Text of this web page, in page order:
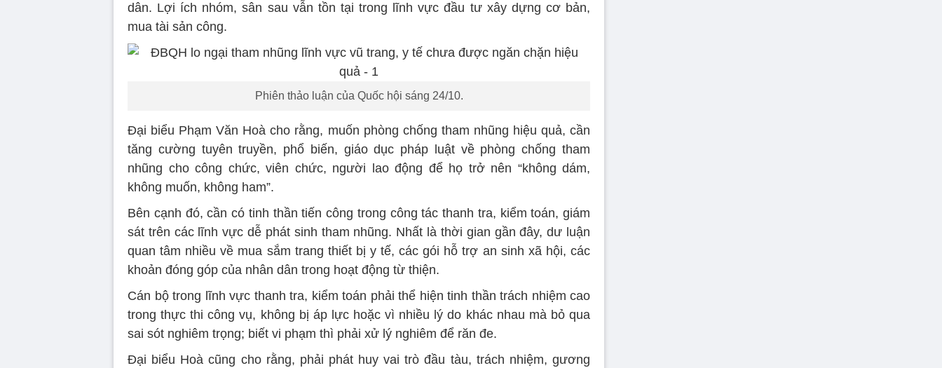
dân. Lợi ích nhóm, sân sau vẫn tồn tại trong lĩnh vực đầu tư xây dựng cơ bản,
mua tài sản công.
Phiên thảo luận của Quốc hội sáng 24/10.
Đại biểu Phạm Văn Hoà cho rằng, muốn phòng chống tham nhũng hiệu quả, cần
tăng cường tuyên truyền, phổ biến, giáo dục pháp luật về phòng chống tham
nhũng cho công chức, viên chức, người lao động để họ trở nên “không dám,
không muốn, không ham”.
Bên cạnh đó, cần có tinh thần tiến công trong công tác thanh tra, kiểm toán, giám
sát trên các lĩnh vực dễ phát sinh tham nhũng. Nhất là thời gian gần đây, dư luận
quan tâm nhiều về mua sắm trang thiết bị y tế, các gói hỗ trợ an sinh xã hội, các
khoản đóng góp của nhân dân trong hoạt động từ thiện.
Cán bộ trong lĩnh vực thanh tra, kiểm toán phải thể hiện tinh thần trách nhiệm cao
trong thực thi công vụ, không bị áp lực hoặc vì nhiều lý do khác nhau mà bỏ qua
sai sót nghiêm trọng; biết vi phạm thì phải xử lý nghiêm để răn đe.
Đại biểu Hoà cũng cho rằng, phải phát huy vai trò đầu tàu, trách nhiệm, gương